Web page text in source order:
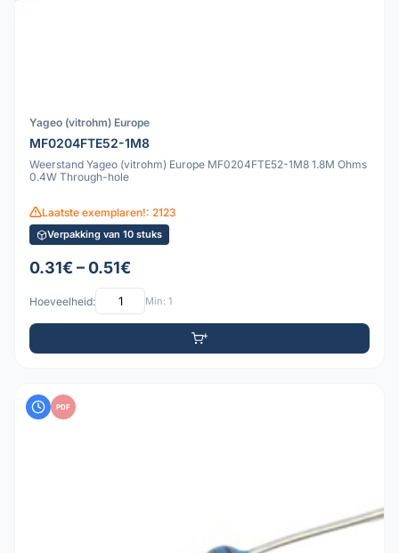
Yageo (vitrohm) Europe
MF0204FTE52-1M8
Weerstand Yageo (vitrohm) Europe MF0204FTE52-1M8 1.8M Ohms
0.4W Through-hole
Laatste exemplaren!: 2123
Verpakking van 10 stuks
0.31€ – 0.51€
Hoeveelheid: Min: 1
PDF